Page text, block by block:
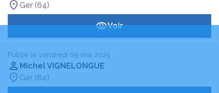
Ger (64)
Voir
Publié le vendredi 09 mai 2025
Michel VIGNELONGUE
Ger (64)